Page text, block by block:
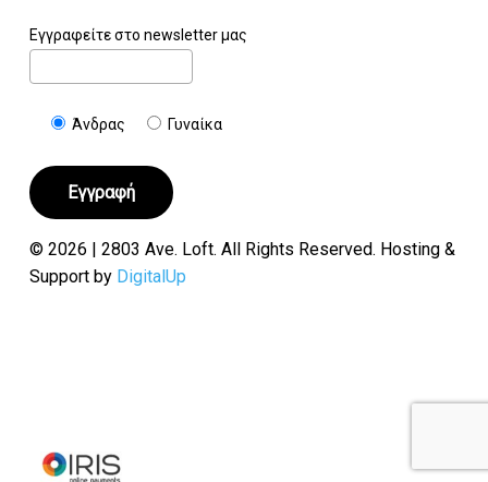
Εγγραφείτε στο newsletter μας
Άνδρας Γυναίκα
© 2026 | 2803 Ave. Loft. All Rights Reserved. Hosting &
Support by DigitalUp